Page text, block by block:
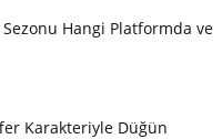
Hangi Platformda ve
Karakteriyle Düğün